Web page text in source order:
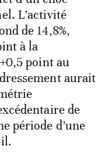
L’activité
de 14,8%,
à la
point au
aurait
de
période d’une